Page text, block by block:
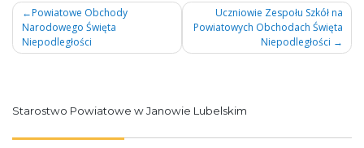
Nawigacja
wpisu
Powiatowe Obchody
Narodowego Święta
Niepodległości
Uczniowie Zespołu Szkół na
Powiatowych Obchodach Święta
Niepodległości
Starostwo Powiatowe w Janowie Lubelskim